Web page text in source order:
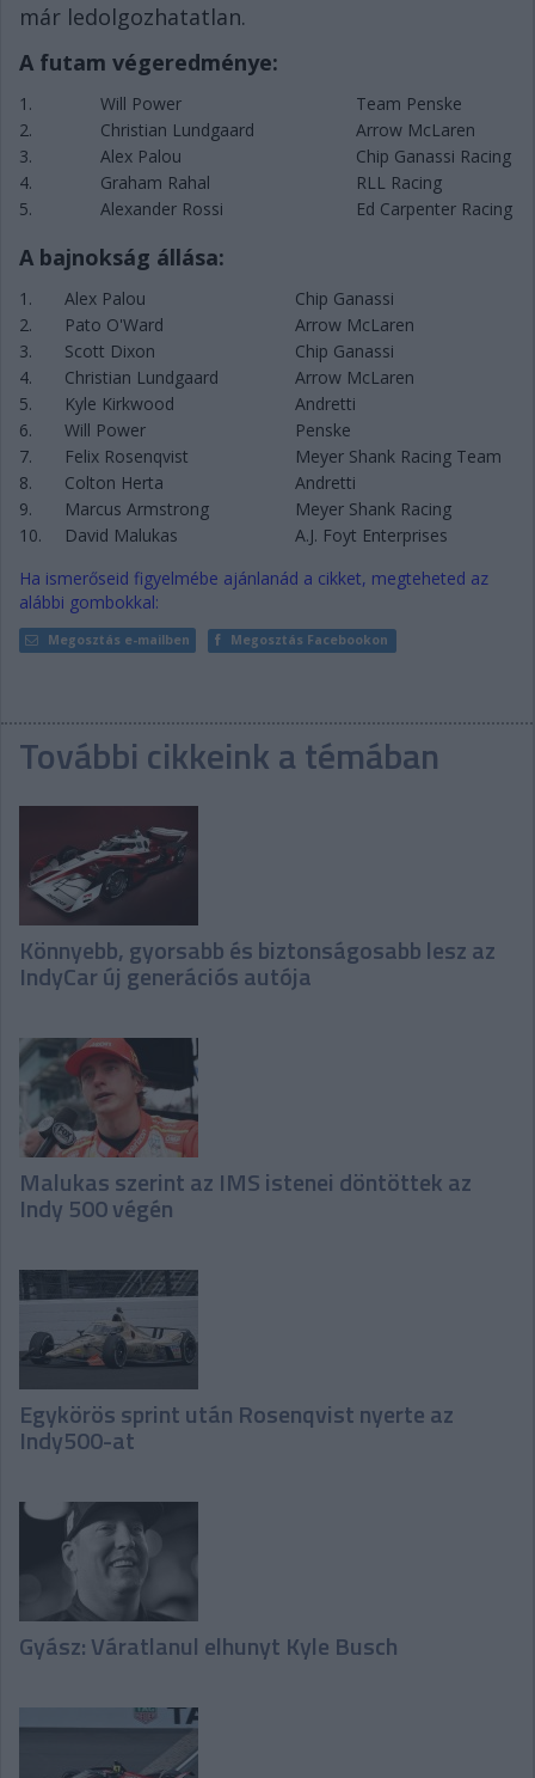
már ledolgozhatatlan.
A futam végeredménye:
1. Will Power
Team Penske
2.
Christian Lundgaard
Arrow McLaren
3.
Alex Palou
Chip Ganassi Racing
4.
Graham Rahal
RLL Racing
5.
Alexander Rossi Ed Carpenter Racing
A bajnokság állása:
1. Alex Palou
Chip Ganassi
2.
Pato O'Ward
Arrow McLaren
3.
Scott Dixon
Chip Ganassi
4.
Christian Lundgaard
Arrow McLaren
5.
Kyle Kirkwood
Andretti
6.
Will Power
Penske
7.
Felix Rosenqvist
Meyer Shank Racing Team
8.
Colton Herta
Andretti
9.
Marcus Armstrong
Meyer Shank Racing
10.
David Malukas
A.J. Foyt Enterprises
Ha ismerőseid figyelmébe ajánlanád a cikket, megteheted az
alábbi gombokkal:
Megosztás e-mailben Megosztás Facebookon
További cikkeink a témában
Könnyebb, gyorsabb és biztonságosabb lesz az
IndyCar új generációs autója
Malukas szerint az IMS istenei döntöttek az
Indy 500 végén
Egykörös sprint után Rosenqvist nyerte az
Indy500-at
Gyász: Váratlanul elhunyt Kyle Busch